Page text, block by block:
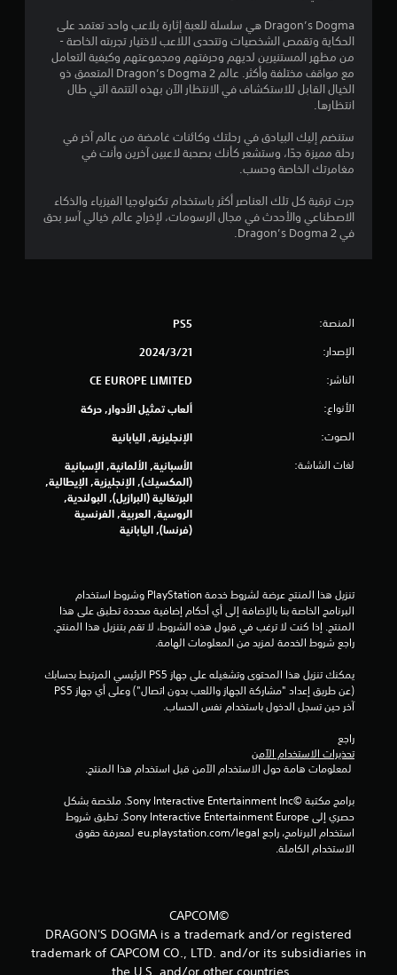
ج
و
م
5
ج
م
ي
4
3
8
م
ن
ت
ق
Dragon’s Dogma هي سلسلة للعبة إثارة بلاعب واحد تعتمد على
الحكاية وتقمص الشخصيات وتتحدى اللاعب لاختيار تجربته الخاصة -
من مظهر المستنيرين لديهم وحرفتهم ومجموعتهم وكيفية التعامل
مع مواقف مختلفة وأكثر. عالم Dragon’s Dogma 2 المتعمق ذو
الخيال القابل للاستكشاف في الانتظار الآن بهذه التتمة التي طال
انتظارها.
ستنضم إليك البيادق في رحلتك وكائنات غامضة من عالم آخر في
رحلة مميزة جدًا، وستشعر كأنك بصحبة لاعبين آخرين وأنت في
مغامرتك الخاصة وحسب.
جرت ترقية كل تلك العناصر أكثر باستخدام تكنولوجيا الفيزياء والذكاء
الاصطناعي والأحدث في مجال الرسومات، لإخراج عالم خيالي آسر بحق
في Dragon’s Dogma 2.
المنصة: PS5
الإصدار: 21‏/3‏/2024
الناشر: CE EUROPE LIMITED
الأنواع: ألعاب تمثيل الأدوار, حركة
الصوت: الإنجليزية, اليابانية
لغات الشاشة:
الأسبانية, الألمانية, الإسبانية
(المكسيك), الإنجليزية, الإيطالية,
البرتغالية (البرازيل), البولندية,
الروسية, العربية, الفرنسية
(فرنسا), اليابانية
راجع شروط الخدمة لمزيد من المعلومات الهامة.
آخر حين تسجل الدخول باستخدام نفس الحساب.
راجع
تحذيرات الاستخدام الآمن
الاستخدام الكاملة.
©CAPCOM
DRAGON'S DOGMA is a trademark and/or registered
trademark of CAPCOM CO., LTD. and/or its subsidiaries in
the U.S. and/or other countries.